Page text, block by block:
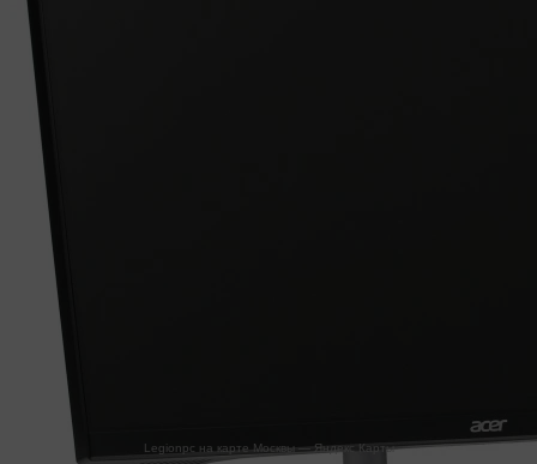
Legionpc на карте Москвы — Яндекс Карты